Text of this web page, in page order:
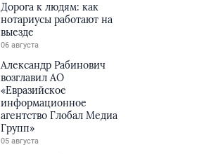
Дорога к людям: как
нотариусы работают на
выезде
06 августа
Александр Рабинович
возглавил АО
«Евразийское
информационное
агентство Глобал Медиа
Групп»
05 августа